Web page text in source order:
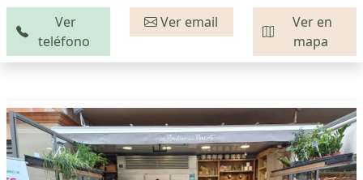
Ver
teléfono
Ver email
Ver en
mapa